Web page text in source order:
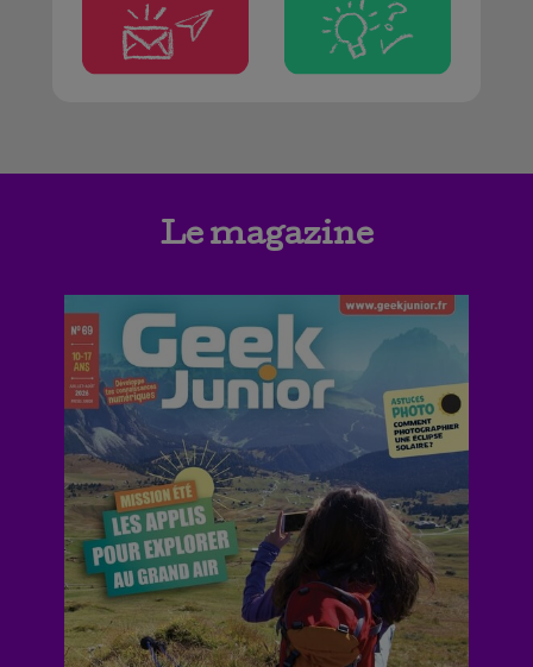
Le magazine